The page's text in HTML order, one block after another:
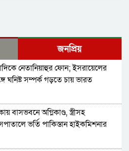
জনপ্রিয়
নেতানিয়াহুর ফোন; ইসরায়েলের
ঘনিষ্ট সম্পর্ক গড়তে চায় ভারত
বাসভবনে অগ্নিকাণ্ড, স্ত্রীসহ
ভর্তি পাকিস্তান হাইকমিশনার